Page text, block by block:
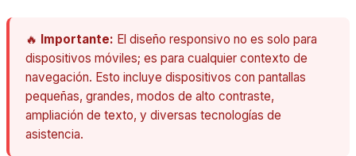
🔥 Importante: El diseño responsivo no es solo para
dispositivos móviles; es para cualquier contexto de
navegación. Esto incluye dispositivos con pantallas
pequeñas, grandes, modos de alto contraste,
ampliación de texto, y diversas tecnologías de
asistencia.